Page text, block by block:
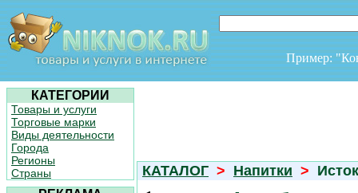
Пример:
КАТЕГОРИИ
Товары и услуги
Торговые марки
Виды деятельности
Города
Регионы
Страны
КАТАЛОГ > Напитки > Исток